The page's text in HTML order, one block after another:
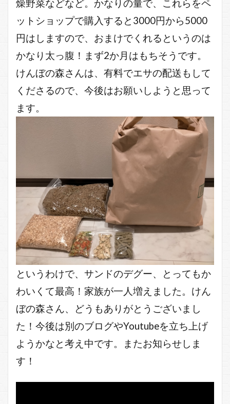
燥野菜などなど。かなりの量で、これらをペ
ットショップで購入すると3000円から5000
円はしますので、おまけでくれるというのは
かなり太っ腹！まず2か月はもちそうです。
けんぼの森さんは、有料でエサの配送もして
くださるので、今後はお願いしようと思って
ます。
というわけで、サンドのデグー、とってもか
わいくて最高！家族が一人増えました。けん
ぼの森さん、どうもありがとうございまし
た！今後は別のブログやYoutubeを立ち上げ
ようかなと考え中です。またお知らせしま
す！